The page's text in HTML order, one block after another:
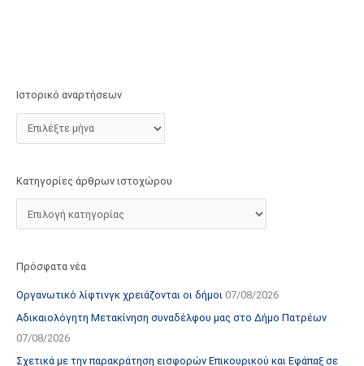
Ιστορικό αναρτήσεων
Κατηγορίες άρθρων ιστοχώρου
ρ
ο
Πρόσφατα νέα
Οργανωτικό λίφτινγκ χρειάζονται οι δήμοι 07/08/2026
Αδικαιολόγητη Μετακίνηση συναδέλφου μας στο Δήμο Πατρέων
07/08/2026
Σχετικά με την παρακράτηση εισφορών Επικουρικού και Εφάπαξ σε